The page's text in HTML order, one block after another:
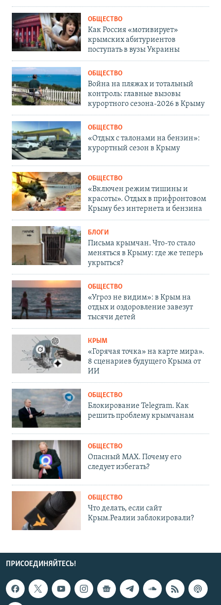
ОБЩЕСТВО
Как Россия «мотивирует»
крымских абитуриентов
поступать в вузы Украины
ОБЩЕСТВО
Война на пляжах и тотальный
контроль: главные вызовы
курортного сезона-2026 в Крыму
ОБЩЕСТВО
«Отдых с талонами на бензин»:
курортный сезон в Крыму
ОБЩЕСТВО
«Включен режим тишины и
красоты». Отдых в прифронтовом
Крыму без интернета и бензина
БЛОГИ
Письма крымчан. Что-то стало
меняться в Крыму: где же теперь
укрыться?
ОБЩЕСТВО
«Угроз не видим»: в Крым на
отдых и оздоровление завезут
тысячи детей
КРЫМ
«Горячая точка» на карте мира».
8 сценариев будущего Крыма от
ИИ
ОБЩЕСТВО
Блокирование Telegram. Как
решить проблему крымчанам
ОБЩЕСТВО
Опасный MAX. Почему его
следует избегать?
ОБЩЕСТВО
Что делать, если сайт
Крым.Реалии заблокировали?
ПРИСОЕДИНЯЙТЕСЬ!